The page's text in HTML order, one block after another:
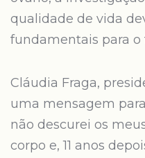
qualidade de vida
fundamentais para o
Cláudia Fraga,
uma mensagem
não descurei os
corpo e, 11 anos